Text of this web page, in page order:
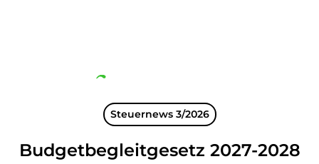
Steuernews 3/2026
Budgetbegleitgesetz 2027-2028